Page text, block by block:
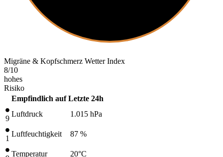
Migräne & Kopfschmerz Wetter Index
8/10
hohes
Risiko
Empfindlich auf Letzte 24h
9
Luftdruck 1.015 hPa
1
Luftfeuchtigkeit 87 %
Temperatur 20°C